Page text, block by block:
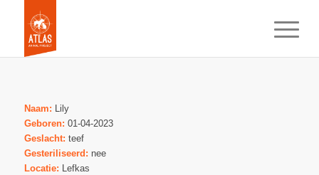
Naam: Lily
Geboren: 01-04-2023
Geslacht: teef
Gesteriliseerd: nee
Locatie: Lefkas